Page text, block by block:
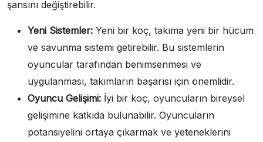
şansını değiştirebilir.
Yeni Sistemler: Yeni bir koç, takıma yeni bir hücum
ve savunma sistemi getirebilir. Bu sistemlerin
oyuncular tarafından benimsenmesi ve
uygulanması, takımların başarısı için önemlidir.
Oyuncu Gelişimi: İyi bir koç, oyuncuların bireysel
gelişimine katkıda bulunabilir. Oyuncuların
potansiyelini ortaya çıkarmak ve yeteneklerini